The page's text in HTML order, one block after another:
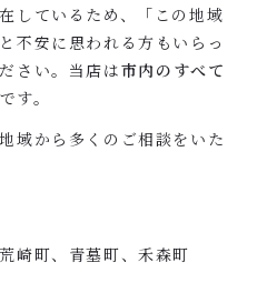
しているため、「この地域
不安に思われる方もいらっ
さい。当店は市内のすべて
です。
域から多くのご相談をいた
崎町、青墓町、禾森町